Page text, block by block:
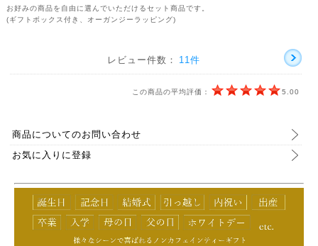
お好みの商品を自由に選んでいただけるセット商品です。
(ギフトボックス付き、オーガンジーラッピング)
レビュー件数： 11件
この商品の平均評価： 5.00
商品についてのお問い合わせ
お気に入りに登録